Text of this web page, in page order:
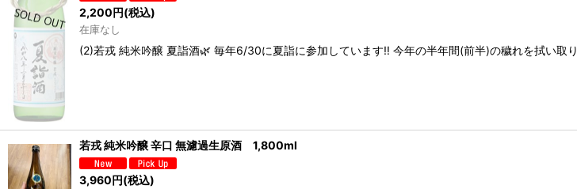
2,200円(税込)
在庫なし
(2)若戎 純米吟醸 夏詣酒🌿 毎年6/30に夏詣に参加しています‼️ 今年の半年間(前半)の穢れを拭い
若戎 純米吟醸 辛口 無濾過生原酒 1,800ml
3,960円(税込)